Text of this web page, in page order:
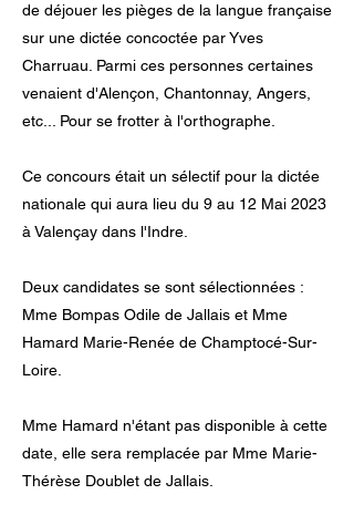
de déjouer les pièges de la langue française
sur une dictée concoctée par Yves
Charruau. Parmi ces personnes certaines
venaient d'Alençon, Chantonnay, Angers,
etc... Pour se frotter à l'orthographe.
Ce concours était un sélectif pour la dictée
nationale qui aura lieu du 9 au 12 Mai 2023
à Valençay dans l'Indre.
Deux candidates se sont sélectionnées :
Mme Bompas Odile de Jallais et Mme
Hamard Marie-Renée de Champtocé-Sur-
Loire.
Mme Hamard n'étant pas disponible à cette
date, elle sera remplacée par Mme Marie-
Thérèse Doublet de Jallais.